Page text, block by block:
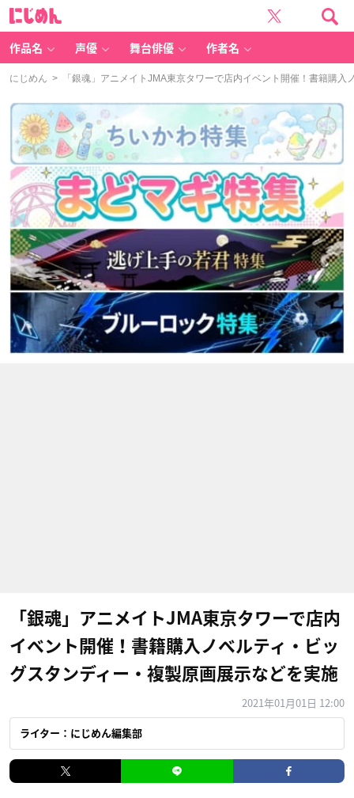
作品名 声優 舞台俳優 作者名
にじめん > 「銀魂」アニメイトJMA東京タワーで店内イベント開催！書籍購入
「銀魂」アニメイトJMA東京タワーで店内
イベント開催！書籍購入ノベルティ・ビッ
グスタンディー・複製原画展示などを実施
2021年01月01日 12:00
ライター：にじめん編集部